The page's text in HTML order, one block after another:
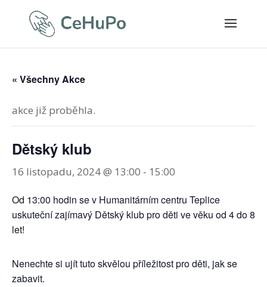
« Všechny Akce
akce již proběhla.
Dětský klub
16 listopadu, 2024 @ 13:00 - 15:00
Od 13:00 hodin se v Humanitárním centru Teplice
uskuteční zajímavý Dětský klub pro děti ve věku od 4 do 8
let!
Nenechte si ujít tuto skvělou příležitost pro děti, jak se
zabavit.